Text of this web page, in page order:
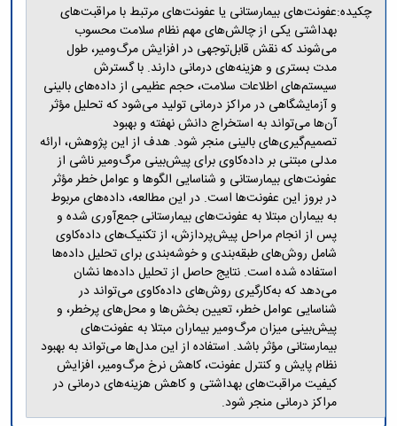
چکیده:عفونت‌های بیمارستانی یا عفونت‌های مرتبط با مراقبت‌های
بهداشتی یکی از چالش‌های مهم نظام سلامت محسوب
می‌شوند که نقش قابل‌توجهی در افزایش مرگ‌ومیر، طول
مدت بستری و هزینه‌های درمانی دارند. با گسترش
سیستم‌های اطلاعات سلامت، حجم عظیمی از داده‌های بالینی
و آزمایشگاهی در مراکز درمانی تولید می‌شود که تحلیل مؤثر
آن‌ها می‌تواند به استخراج دانش نهفته و بهبود
تصمیم‌گیری‌های بالینی منجر شود. هدف از این پژوهش، ارائه
مدلی مبتنی بر داده‌کاوی برای پیش‌بینی مرگ‌ومیر ناشی از
عفونت‌های بیمارستانی و شناسایی الگوها و عوامل خطر مؤثر
در بروز این عفونت‌ها است. در این مطالعه، داده‌های مربوط
به بیماران مبتلا به عفونت‌های بیمارستانی جمع‌آوری شده و
پس از انجام مراحل پیش‌پردازش، از تکنیک‌های داده‌کاوی
شامل روش‌های طبقه‌بندی و خوشه‌بندی برای تحلیل داده‌ها
استفاده شده است. نتایج حاصل از تحلیل داده‌ها نشان
می‌دهد که به‌کارگیری روش‌های داده‌کاوی می‌تواند در
شناسایی عوامل خطر، تعیین بخش‌ها و محل‌های پرخطر، و
پیش‌بینی میزان مرگ‌ومیر بیماران مبتلا به عفونت‌های
بیمارستانی مؤثر باشد. استفاده از این مدل‌ها می‌تواند به بهبود
نظام پایش و کنترل عفونت، کاهش نرخ مرگ‌ومیر، افزایش
کیفیت مراقبت‌های بهداشتی و کاهش هزینه‌های درمانی در
مراکز درمانی منجر شود.